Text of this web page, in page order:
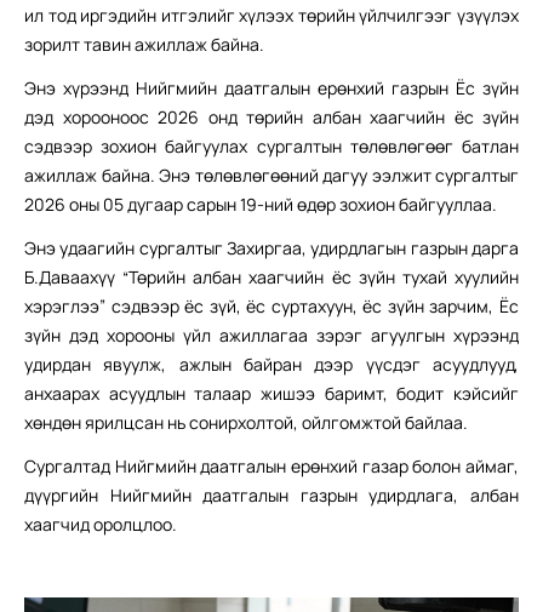
ил тод иргэдийн итгэлийг хүлээх төрийн үйлчилгээг үзүүлэх
зорилт тавин ажиллаж байна.
Энэ хүрээнд Нийгмийн даатгалын ерөнхий газрын Ёс зүйн
дэд хорооноос 2026 онд төрийн албан хаагчийн ёс зүйн
сэдвээр зохион байгуулах сургалтын төлөвлөгөөг батлан
ажиллаж байна. Энэ төлөвлөгөөний дагуу ээлжит сургалтыг
2026 оны 05 дугаар сарын 19-ний өдөр зохион байгууллаа.
Энэ удаагийн сургалтыг Захиргаа, удирдлагын газрын дарга
Б.Даваахүү “Төрийн албан хаагчийн ёс зүйн тухай хуулийн
хэрэглээ” сэдвээр ёс зүй, ёс суртахуун, ёс зүйн зарчим, Ёс
зүйн дэд хорооны үйл ажиллагаа зэрэг агуулгын хүрээнд
удирдан явуулж, ажлын байран дээр үүсдэг асуудлууд,
анхаарах асуудлын талаар жишээ баримт, бодит кэйсийг
хөндөн ярилцсан нь сонирхолтой, ойлгомжтой байлаа.
Сургалтад Нийгмийн даатгалын ерөнхий газар болон аймаг,
дүүргийн Нийгмийн даатгалын газрын удирдлага, албан
хаагчид оролцлоо.